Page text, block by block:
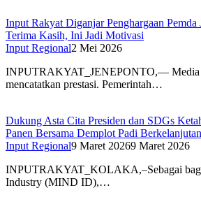
Input Rakyat Diganjar Penghargaan Pemda
Terima Kasih, Ini Jadi Motivasi
Input Regional2 Mei 2026
INPUTRAKYAT_JENEPONTO,— Media
mencatatkan prestasi. Pemerintah…
Dukung Asta Cita Presiden dan SDGs
Panen Bersama Demplot Padi
Input Regional9 Maret 20269 Maret 2026
INPUTRAKYAT_KOLAKA,–Sebagai
Industry (MIND ID),…